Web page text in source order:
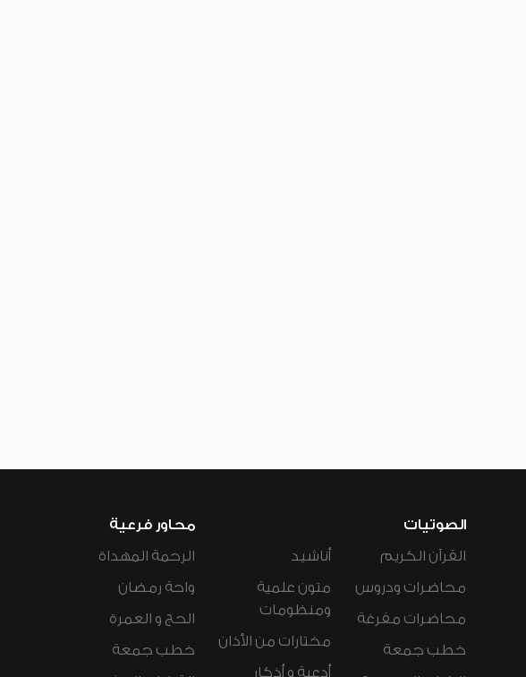
الصوتيات
القرآن الكريم
محاضرات ودروس
محاضرات مفرغة
خطب جمعة
أناشيد
متون علمية
ومنظومات
مختارات من الأذان
أدعية و أذكار
محاور فرعية
الرحمة المهداة
واحة رمضان
الحج و العمرة
خطب جمعة